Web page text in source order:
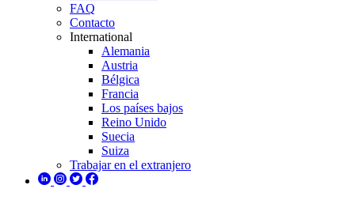
FAQ
Contacto
International
Alemania
Austria
Bélgica
Francia
Los países bajos
Reino Unido
Suecia
Suiza
Trabajar en el extranjero